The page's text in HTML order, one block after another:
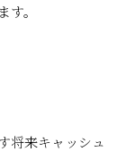
。
将来キャッシュ